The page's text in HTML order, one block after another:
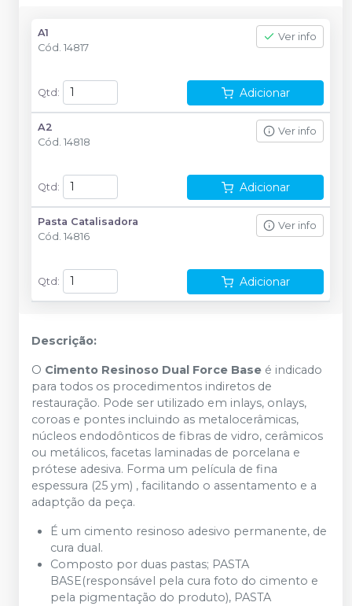
A1
Cód. 14817
Ver info
Qtd : Adicionar
A2
Cód. 14818
Ver info
Qtd : Adicionar
Pasta Catalisadora
Cód. 14816
Ver info
Qtd : Adicionar
Descrição:
O Cimento Resinoso Dual Force Base é indicado
para todos os procedimentos indiretos de
restauração. Pode ser utilizado em inlays, onlays,
coroas e pontes incluindo as metalocerâmicas,
núcleos endodônticos de fibras de vidro, cerâmicos
ou metálicos, facetas laminadas de porcelana e
prótese adesiva. Forma um película de fina
espessura (25 ym) , facilitando o assentamento e a
adaptção da peça.
É um cimento resinoso adesivo permanente, de
cura dual.
Composto por duas pastas; PASTA
BASE(responsável pela cura foto do cimento e
pela pigmentação do produto), PASTA